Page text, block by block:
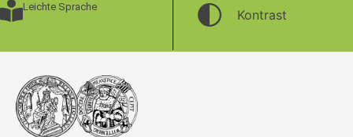
Leichte Sprache
Kontrast